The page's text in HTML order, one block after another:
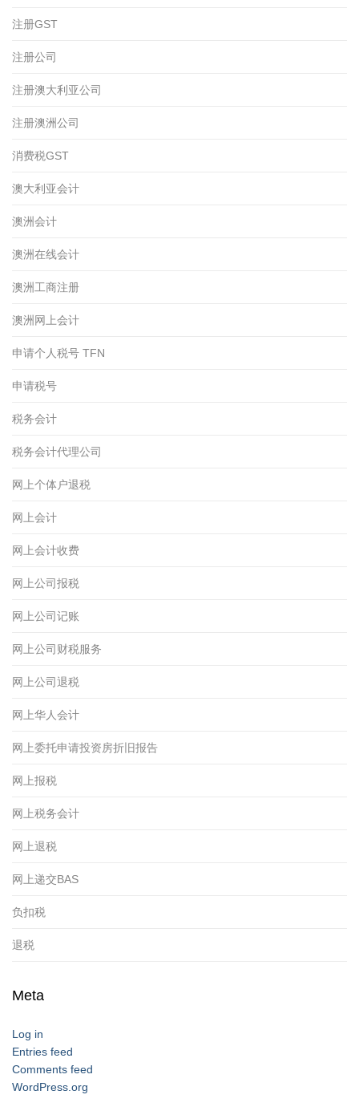
注册GST
注册公司
注册澳大利亚公司
注册澳洲公司
消费税GST
澳大利亚会计
澳洲会计
澳洲在线会计
澳洲工商注册
澳洲网上会计
申请个人税号 TFN
申请税号
税务会计
税务会计代理公司
网上个体户退税
网上会计
网上会计收费
网上公司报税
网上公司记账
网上公司财税服务
网上公司退税
网上华人会计
网上委托申请投资房折旧报告
网上报税
网上税务会计
网上退税
网上递交BAS
负扣税
退税
Meta
Log in
Entries feed
Comments feed
WordPress.org